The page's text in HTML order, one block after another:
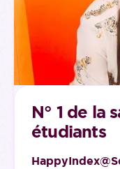
N° 1 de la
étudiants